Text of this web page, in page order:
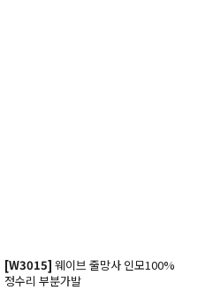
[W3015] 웨이브 줄망사 인모100%
정수리 부분가발